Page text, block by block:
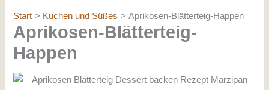
Start Kuchen und Süßes Aprikosen-Blätterteig-Happen
Aprikosen-Blätterteig-
Happen